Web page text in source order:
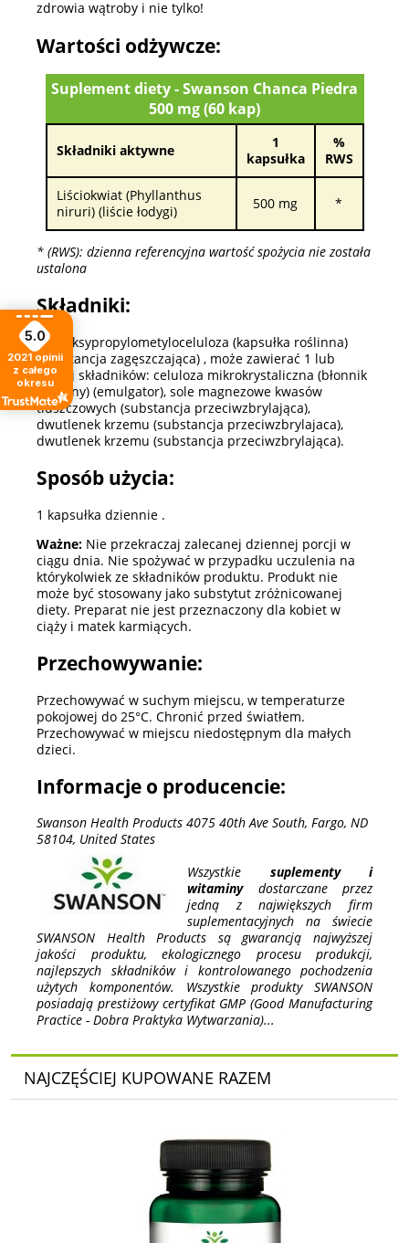
zdrowia wątroby i nie tylko!
Wartości odżywcze:
Suplement diety - Swanson Chanca Piedra
500 mg (60 kap)
Składniki aktywne
1
kapsułka
%
RWS
Liściokwiat (Phyllanthus
niruri) (liście łodygi)
500 mg *
* (RWS): dzienna referencyjna wartość spożycia nie została
ustalona
Składniki:
hydroksypropylometyloceluloza (kapsułka roślinna)
(substancja zagęszczająca) , może zawierać 1 lub
więcej składników: celuloza mikrokrystaliczna (błonnik
roślinny) (emulgator), sole magnezowe kwasów
tluszczowych (substancja przeciwzbrylająca),
dwutlenek krzemu (substancja przeciwzbrylajaca),
dwutlenek krzemu (substancja przeciwzbrylająca).
Sposób użycia:
1 kapsułka dziennie .
Ważne: Nie przekraczaj zalecanej dziennej porcji w
ciągu dnia. Nie spożywać w przypadku uczulenia na
którykolwiek ze składników produktu. Produkt nie
może być stosowany jako substytut zróżnicowanej
diety. Preparat nie jest przeznaczony dla kobiet w
ciąży i matek karmiących.
Przechowywanie:
Przechowywać w suchym miejscu, w temperaturze
pokojowej do 25°C. Chronić przed światłem.
Przechowywać w miejscu niedostępnym dla małych
dzieci.
Informacje o producencie:
Swanson Health Products 4075 40th Ave South, Fargo, ND
58104, United States
Wszystkie suplementy i
witaminydostarczane przez
jedną z największych firm
suplementacyjnych na świecie
SWANSON Health Products są gwarancją najwyższej
jakości produktu, ekologicznego procesu produkcji,
najlepszych składników i kontrolowanego pochodzenia
użytych komponentów. Wszystkie produkty SWANSON
posiadają prestiżowy certyfikat GMP (Good Manufacturing
Practice - Dobra Praktyka Wytwarzania)...
NAJCZĘŚCIEJ KUPOWANE RAZEM
5.0
2021 opinii
z całego
okresu